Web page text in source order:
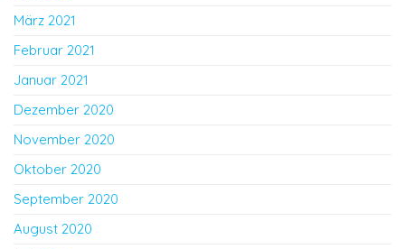
März 2021
Februar 2021
Januar 2021
Dezember 2020
November 2020
Oktober 2020
September 2020
August 2020